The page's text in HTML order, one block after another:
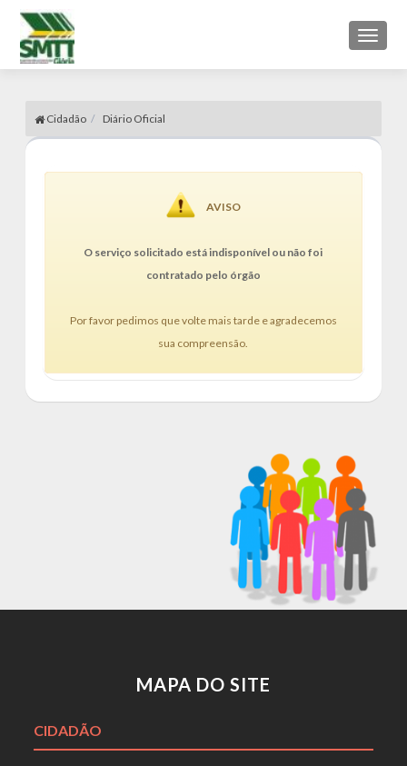
Toggle
Cidadão Diário Oficial
AVISO
O serviço solicitado está indisponível ou não foi
contratado pelo órgão
Por favor pedimos que volte mais tarde e agradecemos
sua compreensão.
MAPA DO SITE
CIDADÃO